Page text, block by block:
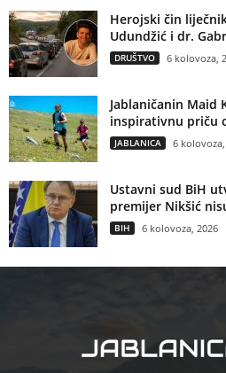
Herojski čin
Udundžić i dr.
DRUŠTVO 6 kolovoza,
Jablaničanin Maid
inspirativnu priču
JABLANICA 6
Ustavni sud BiH
premijer Nikšić
BIH 6 kolovoza, 2026